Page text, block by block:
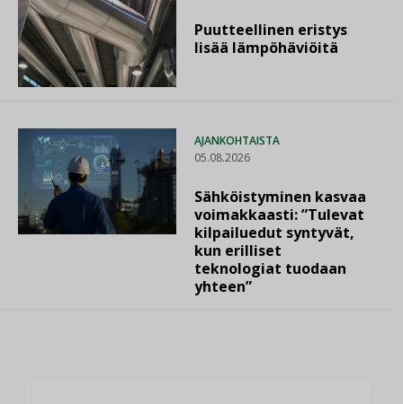
Puutteellinen eristys
lisää lämpöhäviöitä
AJANKOHTAISTA
05.08.2026
Sähköistyminen kasvaa
voimakkaasti: ”Tulevat
kilpailuedut syntyvät,
kun erilliset
teknologiat tuodaan
yhteen”